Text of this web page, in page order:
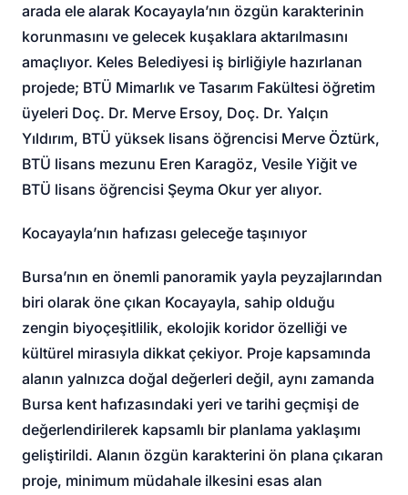
arada ele alarak Kocayayla’nın özgün karakterinin
korunmasını ve gelecek kuşaklara aktarılmasını
amaçlıyor. Keles Belediyesi iş birliğiyle hazırlanan
projede; BTÜ Mimarlık ve Tasarım Fakültesi öğretim
üyeleri Doç. Dr. Merve Ersoy, Doç. Dr. Yalçın
Yıldırım, BTÜ yüksek lisans öğrencisi Merve Öztürk,
BTÜ lisans mezunu Eren Karagöz, Vesile Yiğit ve
BTÜ lisans öğrencisi Şeyma Okur yer alıyor.
Kocayayla’nın hafızası geleceğe taşınıyor
Bursa’nın en önemli panoramik yayla peyzajlarından
biri olarak öne çıkan Kocayayla, sahip olduğu
zengin biyoçeşitlilik, ekolojik koridor özelliği ve
kültürel mirasıyla dikkat çekiyor. Proje kapsamında
alanın yalnızca doğal değerleri değil, aynı zamanda
Bursa kent hafızasındaki yeri ve tarihi geçmişi de
değerlendirilerek kapsamlı bir planlama yaklaşımı
geliştirildi. Alanın özgün karakterini ön plana çıkaran
proje, minimum müdahale ilkesini esas alan